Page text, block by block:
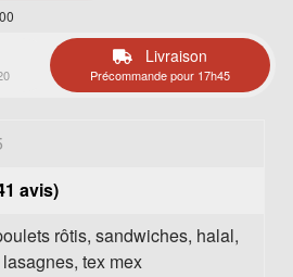
Livraison
Précommande pour 17h45
avis)
rôtis, sandwiches, halal,
tex mex